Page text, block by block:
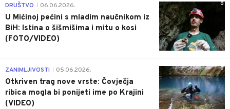
0
DRUŠTVO 06.06.2026.
U Mićinoj pećini s mladim naučnikom iz
BiH: Istina o šišmišima i mitu o kosi
(FOTO/VIDEO)
0
ZANIMLJIVOSTI 05.06.2026.
Otkriven trag nove vrste: Čovječja
ribica mogla bi ponijeti ime po Krajini
(VIDEO)